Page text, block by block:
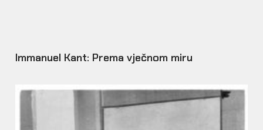
Immanuel Kant: Prema vječnom miru